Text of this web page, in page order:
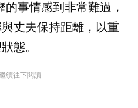
事情感到非常難過，
丈夫保持距離，以重
態。
續往下閱讀